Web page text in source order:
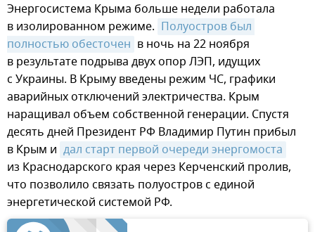
Энергосистема Крыма больше недели работала
в изолированном режиме. Полуостров был
полностью обесточен в ночь на 22 ноября
в результате подрыва двух опор ЛЭП, идущих
с Украины. В Крыму введены режим ЧС, графики
аварийных отключений электричества. Крым
наращивал объем собственной генерации. Спустя
десять дней Президент РФ Владимир Путин прибыл
в Крым и дал старт первой очереди энергомоста
из Краснодарского края через Керченский пролив,
что позволило связать полуостров с единой
энергетической системой РФ.